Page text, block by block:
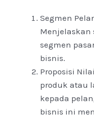
Segmen
Menjelaskan
segmen
bisnis.
Proposisi
produk atau
kepada
bisnis ini